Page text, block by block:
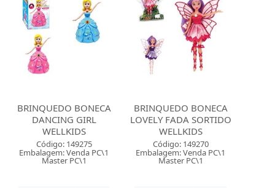
BRINQUEDO BONECA
DANCING GIRL
WELLKIDS
Código: 149275
Embalagem: Venda PC\1
Master PC\1
BRINQUEDO BONECA
LOVELY FADA SORTIDO
WELLKIDS
Código: 149270
Embalagem: Venda PC\1
Master PC\1